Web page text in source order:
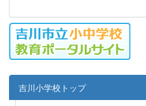
吉川小学校トップ